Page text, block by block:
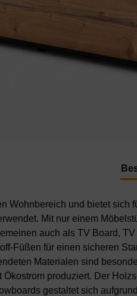
Wohnbereich und bietet
Mit nur einem
auch als TV Board,
Füßen für einen sicheren
Materialen sind
produziert. Der
gestaltet sich